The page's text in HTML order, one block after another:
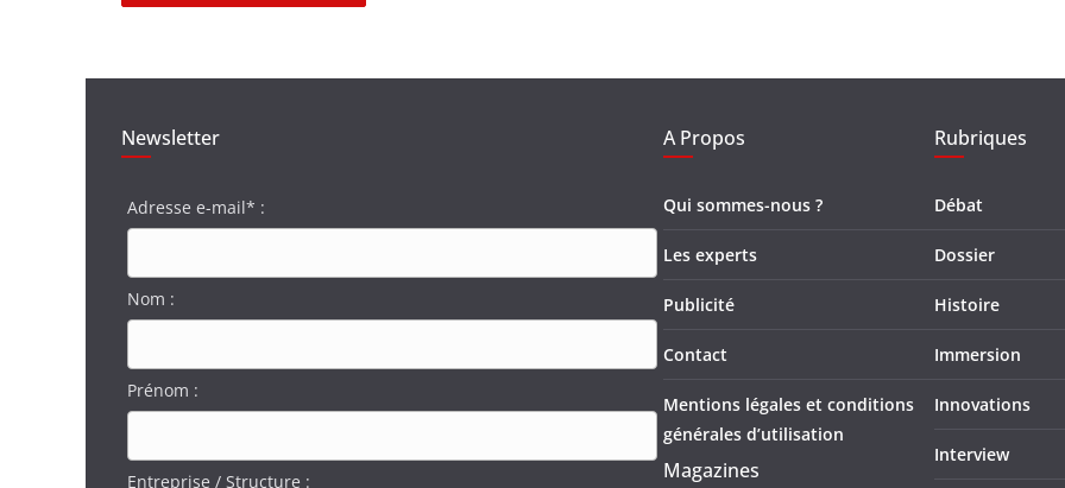
Newsletter
Adresse e-mail* :
Nom :
Prénom :
Entreprise / Structure :
A Propos
Qui sommes-nous ?
Les experts
Publicité
Contact
Mentions légales et conditions
générales d’utilisation
Magazines
Rubriques
Débat
Dossier
Histoire
Immersion
Innovations
Interview